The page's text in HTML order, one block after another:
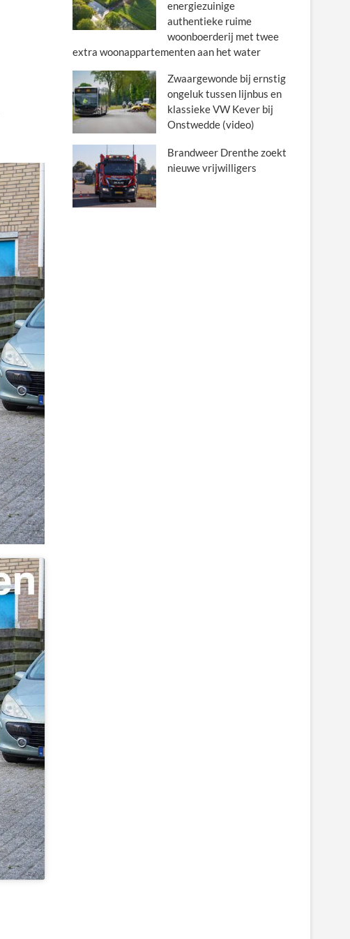
energiezuinige
authentieke ruime
woonboerderij met twee
extra woonappartementen aan het water
Zwaargewonde bij ernstig
ongeluk tussen lijnbus en
klassieke VW Kever bij
Onstwedde (video)
Brandweer Drenthe zoekt
nieuwe vrijwilligers